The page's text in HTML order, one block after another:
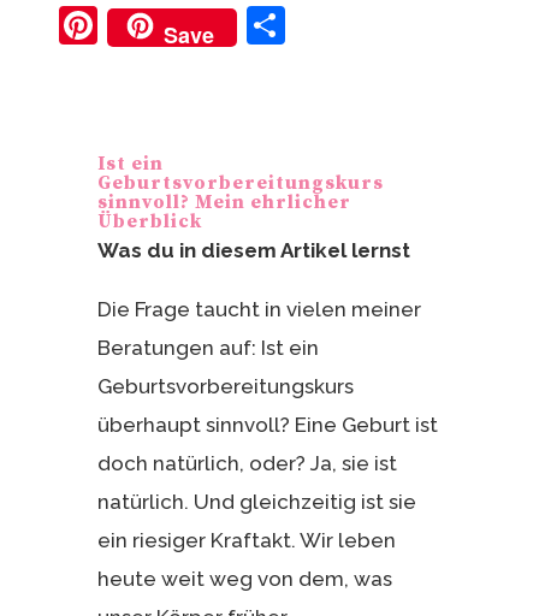
Pi
st
Save
T
Ist ein
Geburtsvorbereitungskurs
sinnvoll? Mein ehrlicher
Überblick
Was du in diesem Artikel lernst
Die Frage taucht in vielen meiner
Beratungen auf: Ist ein
Geburtsvorbereitungskurs
überhaupt sinnvoll? Eine Geburt ist
doch natürlich, oder? Ja, sie ist
natürlich. Und gleichzeitig ist sie
ein riesiger Kraftakt. Wir leben
heute weit weg von dem, was